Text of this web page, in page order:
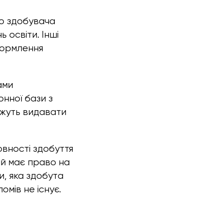
здобувача
Інші
бази з
видавати
здобуття
має право на
яка здобута
не існує.